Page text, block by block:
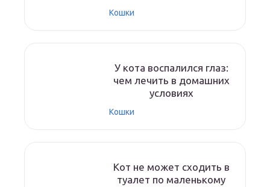
Кошки
У кота воспалился глаз:
чем лечить в домашних
условиях
Кошки
Кот не может сходить в
туалет по маленькому